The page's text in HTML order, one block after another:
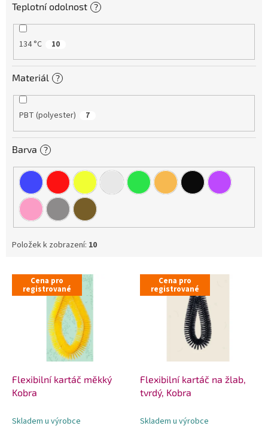
Teplotní odolnost ?
134 °C 10
Materiál ?
PBT (polyester) 7
Barva ?
Položek k zobrazení: 10
V
p
Cena pro
registrované
Flexibilní kartáč měkký
Kobra
Skladem u výrobce
Cena pro
registrované
Flexibilní kartáč na žlab,
tvrdý, Kobra
Skladem u výrobce